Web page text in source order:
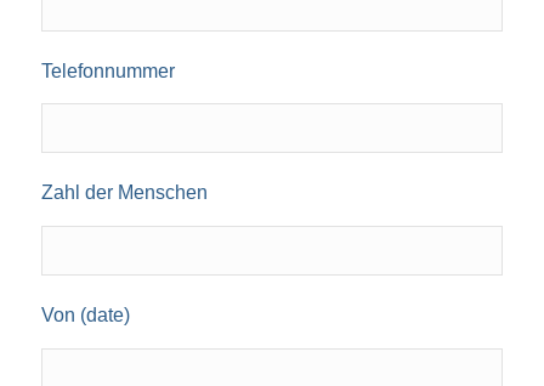
Telefonnummer
Zahl der Menschen
Von (date)